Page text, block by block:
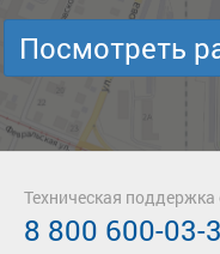
Посмотреть
Техническая поддержка
8 800 600-03-